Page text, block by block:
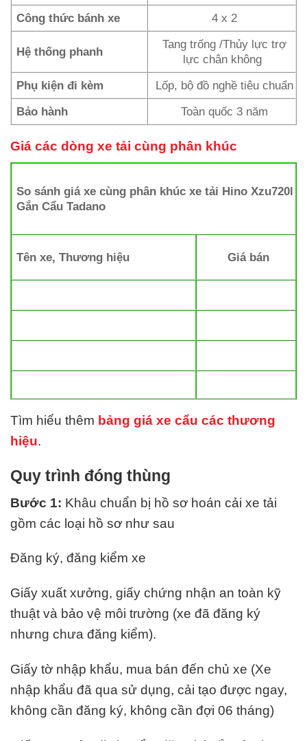
Công thức bánh xe
4 x 2
Hệ thống phanh
Tang trống /Thủy lực trợ
lực chân không
Phụ kiện đi kèm
Lốp, bộ đồ nghề tiêu chuẩn
Bảo hành
Toàn quốc 3 năm
Giá các dòng xe tải cùng phân khúc
So sánh giá xe cùng phân khúc xe tải Hino Xzu720l
Gắn Cẩu Tadano
Tên xe, Thương hiệu Giá bán
Tìm hiểu thêm bảng giá xe cẩu các thương
hiệu.
Quy trình đóng thùng
Bước 1: Khâu chuẩn bị hồ sơ hoán cải xe tải
gồm các loại hồ sơ như sau
Đăng ký, đăng kiểm xe
Giấy xuất xưởng, giấy chứng nhận an toàn kỹ
thuật và bảo vệ môi trường (xe đã đăng ký
nhưng chưa đăng kiểm).
Giấy tờ nhập khẩu, mua bán đến chủ xe (Xe
nhập khẩu đã qua sử dụng, cải tạo được ngay,
không cần đăng ký, không cần đợi 06 tháng)